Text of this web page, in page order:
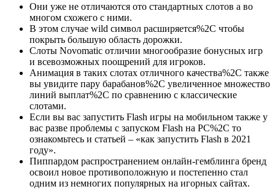
Они уже не отличаются ото стандартных слотов а во
многом схожего с ними.
В этом случае wild символ расширяется%2C чтобы
покрыть большую область дорожки.
Слоты Novomatic отличии многообразие бонусных игр
и всевозможных поощрений для игроков.
Анимация в таких слотах отличного качества%2C также
вы увидите пару барабанов%2C увеличенное множество
линий выплат%2C по сравнению с классические
слотами.
Если вы вас запустить Flash игры на мобильном также у
вас разве проблемы с запуском Flash на PC%2C то
ознакомьтесь и статьей – «как запустить Flash в 2021
году».
Пиппардом распространением онлайн-гемблинга бренд
освоил новое противоположную и постепенно стал
одним из немногих популярных на игорных сайтах.